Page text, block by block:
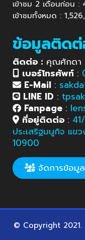
เข้าชม 2 เดือนก่อน :
เข้าชมทั้งหมด :
ข้อมูลติด
ติดต่อ : คุณศักดา
เบอร์โทรศัพท์ :
E-Mail :
LINE ID :
Fanpage :
ที่อยู่ติดต่อ :
ประเสริฐมนูกิจ แข
10900
จัดการข้อมู
© Copyright 2021.